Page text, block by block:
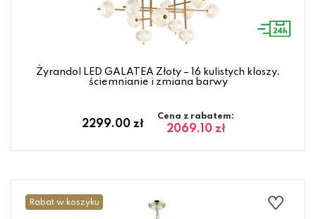
Żyrandol LED GALATEA Złoty – 16 kulistych kloszy,
ściemnianie i zmiana barwy
2299.00 zł
Cena z rabatem:
2069.10 zł
Rabat w koszyku